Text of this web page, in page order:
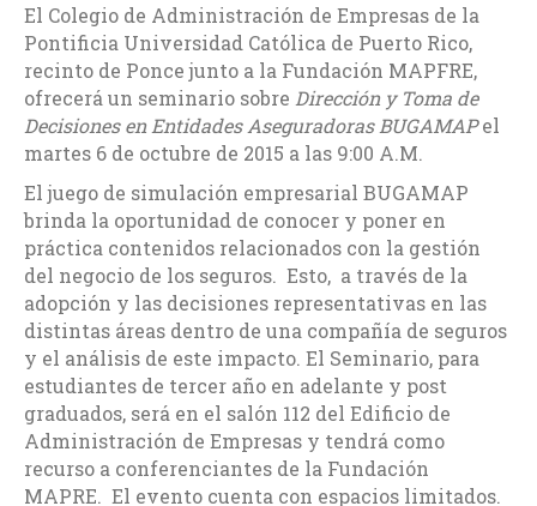
El Colegio de Administración de Empresas de la
Pontificia Universidad Católica de Puerto Rico,
recinto de Ponce junto a la Fundación MAPFRE,
ofrecerá un seminario sobre Dirección y Toma de
Decisiones en Entidades Aseguradoras BUGAMAPel
martes 6 de octubre de 2015 a las 9:00 A.M.
El juego de simulación empresarial BUGAMAP
brinda la oportunidad de conocer y poner en
práctica contenidos relacionados con la gestión
del negocio de los seguros. Esto, a través de la
adopción y las decisiones representativas en las
distintas áreas dentro de una compañía de seguros
y el análisis de este impacto. El Seminario, para
estudiantes de tercer año en adelante y post
graduados, será en el salón 112 del Edificio de
Administración de Empresas y tendrá como
recurso a conferenciantes de la Fundación
MAPRE. El evento cuenta con espacios limitados.